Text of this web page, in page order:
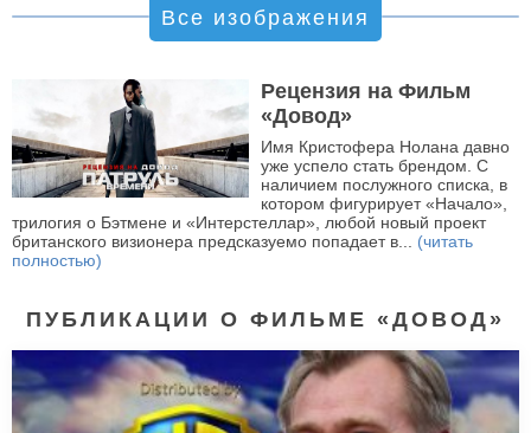
Все изображения
Рецензия на Фильм
«Довод»
Имя Кристофера Нолана давно
уже успело стать брендом. С
наличием послужного списка, в
котором фигурирует «Начало»,
трилогия о Бэтмене и «Интерстеллар», любой новый проект
британского визионера предсказуемо попадает в... (читать
полностью)
ПУБЛИКАЦИИ О ФИЛЬМЕ «ДОВОД»